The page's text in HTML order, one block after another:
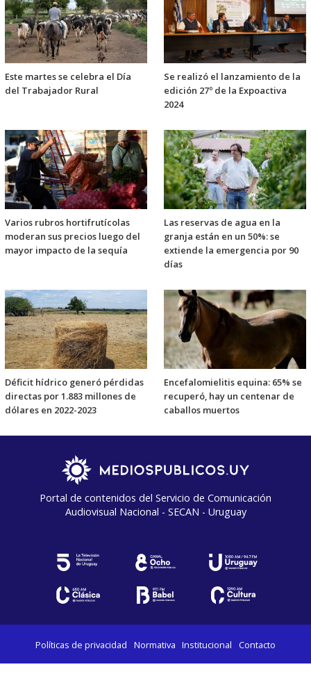
Este martes se celebra el Día
del Trabajador Rural
Se realizó el lanzamiento de la
edición 27º de la Expoactiva
2024
Varios rubros hortifrutícolas
moderan sus precios luego del
mayor impacto de la sequía
Las reservas de agua en la
granja están en un 50%: se
extiende la emergencia por 90
días
Déficit hídrico generó pérdidas
directas por 1.883 millones de
dólares en 2022-2023
Encefalomielitis equina: 65% se
recuperó, hay un centenar de
caballos muertos
Portal de contenidos del Servicio de Comunicación
Audiovisual Nacional - SECAN - Uruguay
Políticas de privacidad Normativa Institucional Contacto